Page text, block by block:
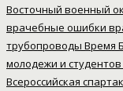
Восточный военный
врачебные ошибки
трубопроводы Время
молодежи и студентов
Всероссийская